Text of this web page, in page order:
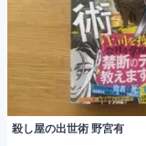
殺し屋の出世術 野宮有